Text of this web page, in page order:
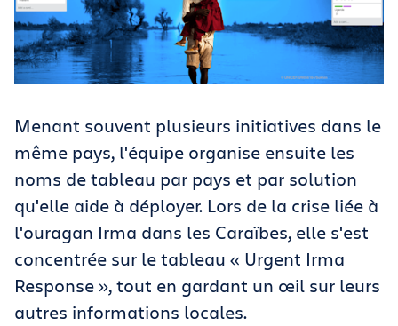
Menant souvent plusieurs initiatives dans le
même pays, l'équipe organise ensuite les
noms de tableau par pays et par solution
qu'elle aide à déployer. Lors de la crise liée à
l'ouragan Irma dans les Caraïbes, elle s'est
concentrée sur le tableau « Urgent Irma
Response », tout en gardant un œil sur leurs
autres informations locales.